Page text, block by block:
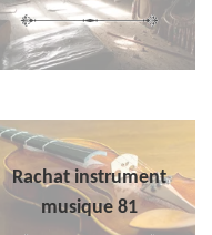
Rachat instrument
musique 81